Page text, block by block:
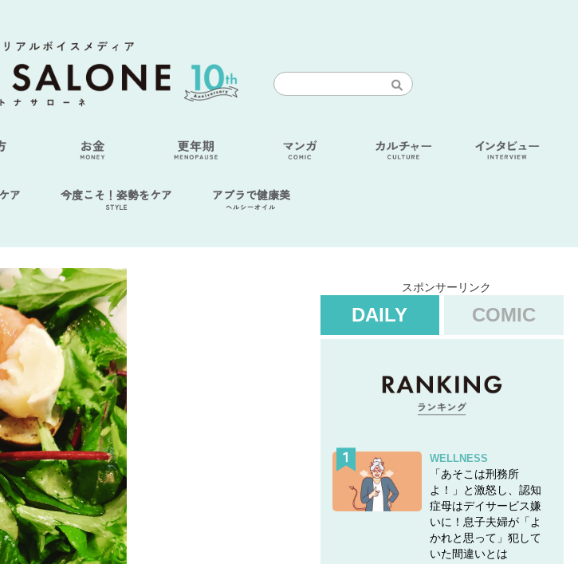
ア 今度こそ！姿勢をケア
STYLE
アブラで健康美
ヘルシーオイル
スポンサーリンク
DAILY COMIC
WELLNESS
「あそこは刑務所
よ！」と激怒し、認知
症母はデイサービス嫌
いに！息子夫婦が「よ
かれと思って」犯して
いた間違いとは